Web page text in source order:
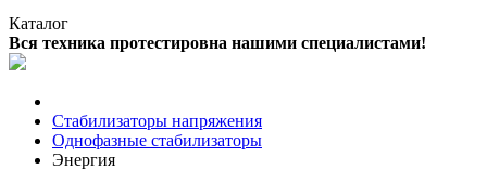
Каталог
Вся техника протестировна нашими специалистами!
Стабилизаторы напряжения
Однофазные стабилизаторы
Энергия